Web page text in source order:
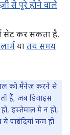
से पूरे होने वाले
सेट कर सकता है.
या तय समय
को मैनेज करने से
हैं, जब डिवाइस
हो, इस्तेमाल में न हो,
पाबंदियां कम हो